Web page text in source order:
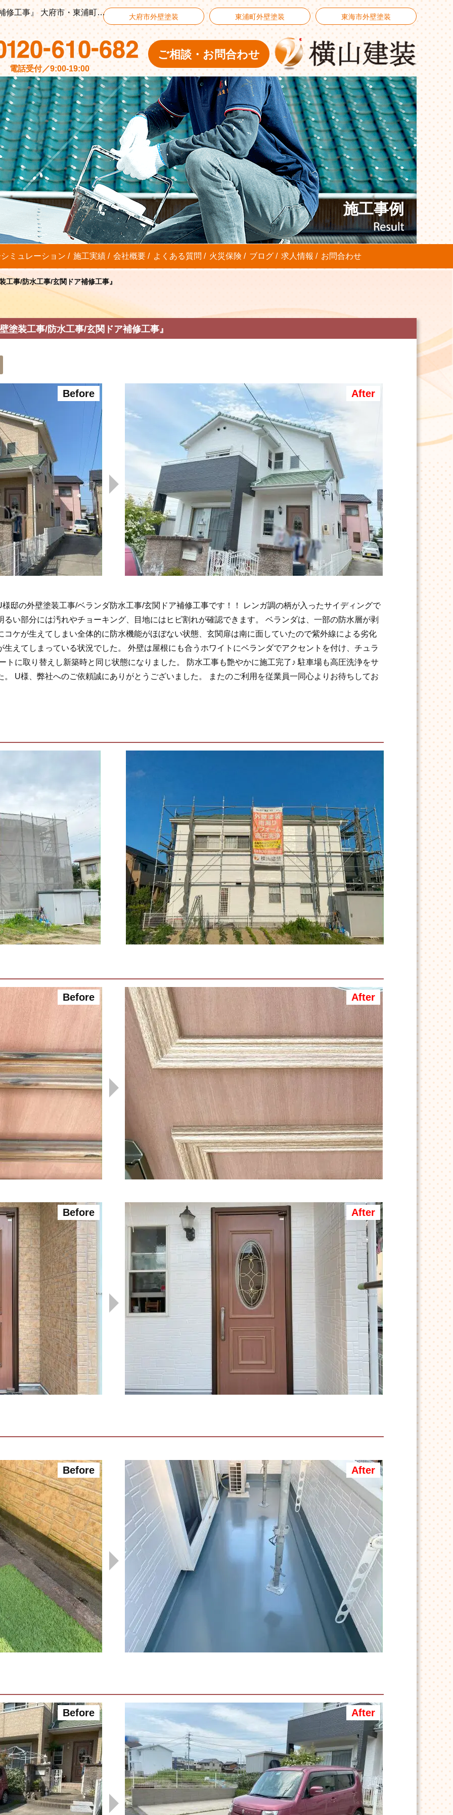
電話受付／9:00-19:00
ご相談・お問合わせ
大府市外壁塗装 東浦町外壁塗装 東海市外壁塗装
施工事例
ミュレーション 施工実績 会社概要 よくある質問 火災保険 ブログ 求人情報 お問合わせ
東浦町 U様邸 『外壁塗装工事/防水工事/玄関ドア補修工事』 大府市・東浦町・東海市で外壁塗装なら横山建装
事/防水工事/玄関ドア補修工事』
装工事/防水工事/玄関ドア補修工事』
邸の外壁塗装工事/ベランダ防水工事/玄関ドア補修工事です！！ レンガ調の柄が入ったサイディングで
い部分には汚れやチョーキング、目地にはヒビ割れが確認できます。 ベランダは、一部の防水層が剥
ケが生えてしまい全体的に防水機能がほぼない状態、玄関扉は南に面していたので紫外線による劣化
えてしまっている状況でした。 外壁は屋根にも合うホワイトにベランダでアクセントを付け、チュラ
トに取り替えし新築時と同じ状態になりました。 防水工事も艶やかに施工完了♪ 駐車場も高圧洗浄をサ
U様、弊社へのご依頼誠にありがとうございました。 またのご利用を従業員一同心よりお待ちしてお